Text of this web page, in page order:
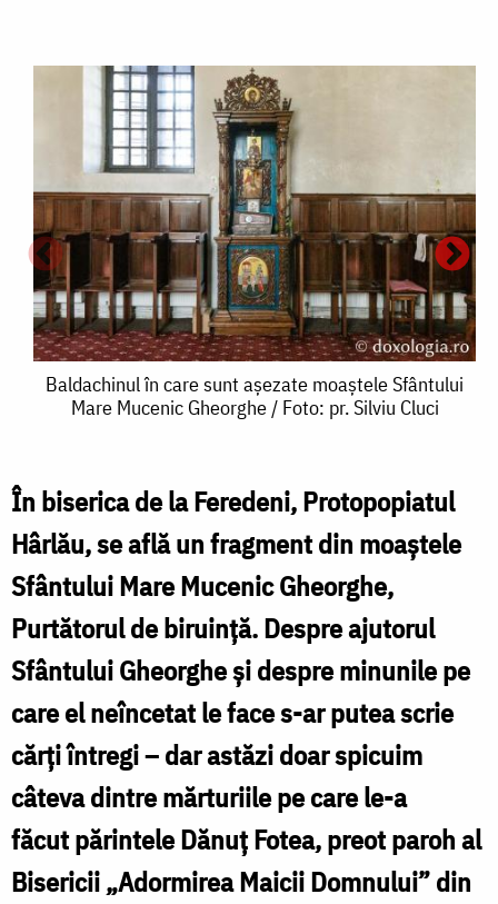
Baldachinul
sunt
așezate
moaștele
Sfântului
Mare
Gheorghe
/
Foto:
pr.
Silviu
Baldachinul în care sunt așezate moaștele Sfântului
Mare Mucenic Gheorghe / Foto: pr. Silviu Cluci
În biserica de la Feredeni, Protopopiatul
Hârlău, se află un fragment din moaștele
Sfântului Mare Mucenic Gheorghe,
Purtătorul de biruință. Despre ajutorul
Sfântului Gheorghe și despre minunile pe
care el neîncetat le face s-ar putea scrie
cărți întregi – dar astăzi doar spicuim
câteva dintre mărturiile pe care le-a
făcut părintele Dănuț Fotea, preot paroh al
Bisericii „Adormirea Maicii Domnului” din